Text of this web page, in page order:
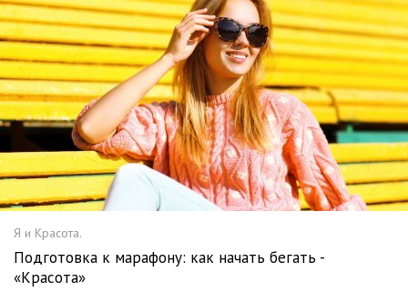
Я и Красота.
Подготовка к марафону: как начать бегать -
«Красота»